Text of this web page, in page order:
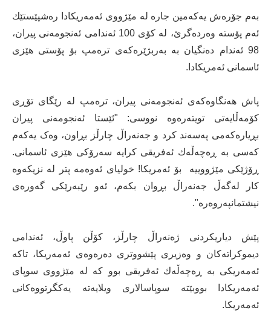
به‌م جۆره‌ش یه‌كه‌مین جاره‌ له‌ مێژووی ئه‌مه‌ریكادا ره‌شپێستێك
ئه‌م پۆسته‌ وه‌رده‌گرێ، له‌ كۆی 100 ئه‌ندامی ئه‌نجومه‌نی پیران،
98 ئه‌ندام ده‌نگیان به‌ به‌ربژێره‌كه‌ی تره‌مپ بۆ پۆستی هێزی
ئاسمانی ئه‌مریكادا.
پاش هه‌نگاوه‌كه‌ی ئه‌نجومه‌نی پیران، تره‌مپ لە رێگای تۆڕی
كۆمه‌ڵایه‌تی تویتەرەوه‌ نووسی: "ئێستا ئه‌نجومەنی پیران
بڕیارەکەمی پەسەند کرد و جه‌نه‌راڵ چارڵز بڕاون، وەک یەکەم
كه‌سی به‌ ڕه‌چه‌ڵه‌ك ئه‌فریقی كرایه‌ سه‌رۆكی هێزی ئاسمانی.
ڕۆژێکی مێژووییه‌ ‌ بۆ ئه‌مریكا! خولیای ئه‌وه‌مه‌ پتر لە نزیکەوە
کار لەگەڵ جه‌نه‌راڵ بڕوان بکەم، ئه‌و رێبه‌رێكی گەورەی
نیشتمانپەروەرە".
پێش دیاریكردنی ژه‌نه‌راڵ چارڵز، كۆڵن پاوڵ، ئه‌ندامی
دیموكراته‌كان و وەزیری پێشووتری دەرەوەی ئەمه‌ریکا، تاکە
ئەمه‌ریکی به‌ ڕه‌چه‌ڵه‌ك ئه‌فریقی بوو كه‌ لە مێژووی سوپای
ئەمه‌ریکادا بووبێته‌ سوپاسالاری ویلایه‌ته‌ یه‌كگرتووه‌كانی
ئه‌مه‌ریكا.